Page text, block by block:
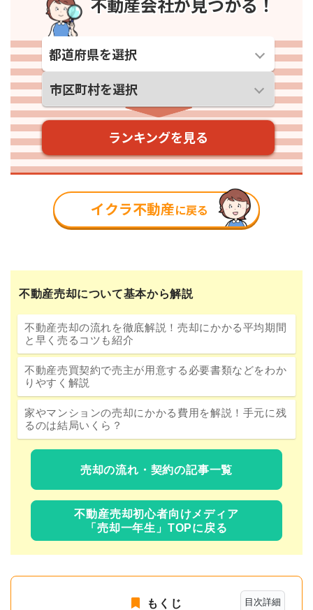
不動産売却について基本から解説
不動産売却の流れを徹底解説！売却にかかる平均期間
と早く売るコツも紹介
不動産売買契約で売主が用意する必要書類などをわか
りやすく解説
家やマンションの売却にかかる費用を解説！手元に残
るのは結局いくら？
売却の流れ・契約の記事一覧
不動産売却初心者向けメディア
「売却一年生」TOPに戻る
目次詳細
もくじ